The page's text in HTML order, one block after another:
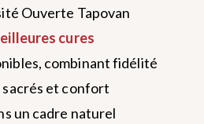
Ouverte Tapovan
cures
combinant fidélité
et confort
un cadre naturel